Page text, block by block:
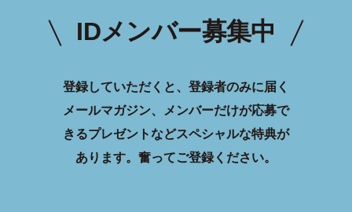
IDメンバー募集中
登録していただくと、登録者のみに届く
メールマガジン、メンバーだけが応募で
きるプレゼントなどスペシャルな特典が
あります。 奮ってご登録ください。